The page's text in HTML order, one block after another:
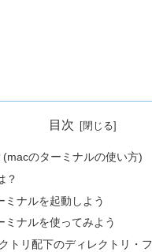
目次
(macのターミナルの使い方)
？
ミナルを起動しよう
ミナルを使ってみよう
トリ配下のディレクトリ・